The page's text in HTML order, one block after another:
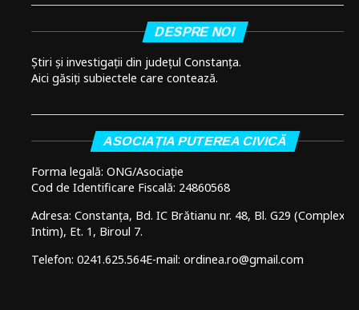
DESPRE NOI
Știri și investigații din județul Constanța.
Aici găsiți subiectele care contează.
ASOCIAȚIA PUTEREA CIVICĂ
Forma legală: ONG/Asociație
Cod de Identificare Fiscală: 24860568
Adresa: Constanța, Bd. IC Brătianu nr. 48, Bl. G29 (Complex
Intim), Et. 1, Biroul 7.
Telefon: 0241.625.564E-mail: ordinea.ro@gmail.com